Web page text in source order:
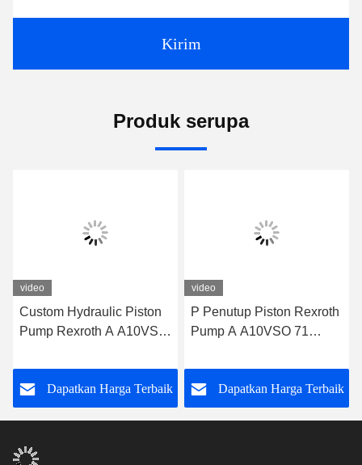
Kirim
Produk serupa
video
Custom Hydraulic Piston
Pump Rexroth A A10VSO
PRA12KD5
Dapatkan Harga Terbaik
video
P Penutup Piston Rexroth
Pump A A10VSO 71
PRC12KC3 -SO479
Dapatkan Harga Terbaik